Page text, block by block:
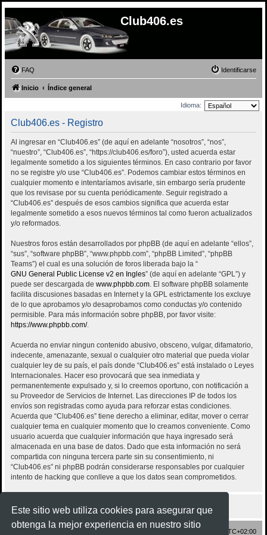
Este sitio web utiliza cookies para asegurar que
obtenga la mejor experiencia en nuestro sitio
Club406.es
FAQ Identificarse
Inicio Índice general
Idioma:
Club406.es - Registro
Al ingresar en “Club406.es” (de aquí en adelante “nosotros”, “nos”,
“nuestro”, “Club406.es”, “https://club406.es/foro”), usted acuerda estar
legalmente sometido a los siguientes términos. En caso contrario por favor
no se registre y/o use “Club406.es”. Podemos cambiar estos términos en
cualquier momento e intentaríamos avisarle, sin embargo sería prudente
que los revisase por su cuenta periódicamente. Seguir registrado a
“Club406.es” después de esos cambios significa que acuerda estar
legalmente sometido a esos nuevos términos tal como fueron actualizados
y/o reformados.
Nuestros foros están desarrollados por phpBB (de aquí en adelante “ellos”,
“sus”, “software phpBB”, “www.phpbb.com”, “phpBB Limited”, “phpBB
Teams”) el cual es una solución de foros liberada bajo la “
GNU General Public License v2 en Ingles” (de aquí en adelante “GPL”) y
puede ser descargada de www.phpbb.com. El software phpBB solamente
facilita discusiones basadas en Internet y la GPL estrictamente los excluye
de lo que aprobamos y/o desaprobamos como conductas y/o contenido
permisible. Para más información sobre phpBB, por favor visite:
https://www.phpbb.com/.
Acuerda no enviar ningun contenido abusivo, obsceno, vulgar, difamatorio,
indecente, amenazante, sexual o cualquier otro material que pueda violar
cualquier ley de su país, el país donde “Club406.es” está instalado o Leyes
Internacionales. Hacer eso provocará que sea inmediata y
permanentemente expulsado y, si lo creemos oportuno, con notificación a
su Proveedor de Servicios de Internet. Las direcciones IP de todos los
envíos son registradas como ayuda para reforzar estas condiciones.
Acuerda que “Club406.es” tiene derecho a eliminar, editar, mover o cerrar
cualquier tema en cualquier momento que lo creamos conveniente. Como
usuario acuerda que cualquier información que haya ingresado será
almacenada en una base de datos. Dado que esta información no será
compartida con ninguna tercera parte sin su consentimiento, ni
“Club406.es” ni phpBB podrán considerarse responsables por cualquier
intento de hacking que conlleve a que los datos sean comprometidos.
Inicio Índice general UTC+02:00